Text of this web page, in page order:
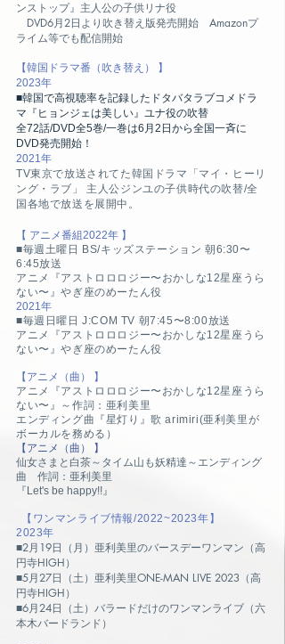
ンストップ』主人公の子供リナ役
DVD6月2日より吹き替え版発売開始 Amazonプ
ライム等でも配信開始
【韓国ドラマ番（吹き替え） 】
2023年
■韓国で高視聴率を記録したドタバタラブコメドラ
マ『ヒョンジェは美しい』ユナ役の吹替
全72話/DVD全5巻/一巻は6月2日から全国一斉に
DVD発売開始！
2021年
TV東京で放送されてた韓国ドラマ「マイ・ヒーリ
ング・ラブ」 主人公ジンユの子供時代の吹替/全
国各地で放送を展開中。
【 アニメ番組2022年 】
■毎週土曜日 BS/キッズステーション 朝6:30〜
6:45放送
アニメ『アストロロロジー〜おかしな12星座うら
ない〜』やぎ座のめーたん役
2021年
■毎週日曜日 J:COM TV 朝7:45〜8:00放送
アニメ『アストロロロジー〜おかしな12星座うら
ない〜』やぎ座のめーたん役
【アニメ（曲） 】
アニメ『アストロロロジー〜おかしな12星座うら
ない〜』～作詞：亜利美里
エンディング曲『星灯り』歌 arimiri(亜利美里が
ボーカルを務める）
【アニメ（曲） 】
仙女さまと白茶～タイム山も妖精達～ エンディング
曲 作詞：亜利美里
『Let's be happy!!』
【ワンマンライブ情報/2022~2023年】
2023年
■2月19日（月）亜利美里のバースデーワンマン（高
円寺HIGH）
■5月27日（土）亜利美里ONE-MAN LIVE 2023（高
円寺HIGH）
■6月24日（土）バラードだけのワンマンライブ（六
本木バードランド）